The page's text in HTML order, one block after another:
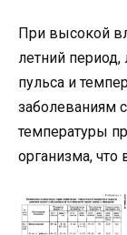
При высокой
летний
пульса и
заболеваниям
температуры
организма,